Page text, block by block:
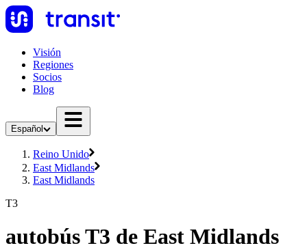
Visión
Regiones
Socios
Blog
Español
Reino Unido
East Midlands
East Midlands
T3
autobús T3 de East Midlands